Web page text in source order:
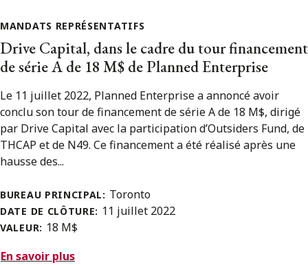
MANDATS REPRÉSENTATIFS
Drive Capital, dans le cadre du tour financement
de série A de 18 M$ de Planned Enterprise
Le 11 juillet 2022, Planned Enterprise a annoncé avoir
conclu son tour de financement de série A de 18 M$, dirigé
par Drive Capital avec la participation d’Outsiders Fund, de
THCAP et de N49. Ce financement a été réalisé après une
hausse des...
BUREAU PRINCIPAL: Toronto
DATE DE CLÔTURE: 11 juillet 2022
VALEUR: 18 M$
En savoir plus